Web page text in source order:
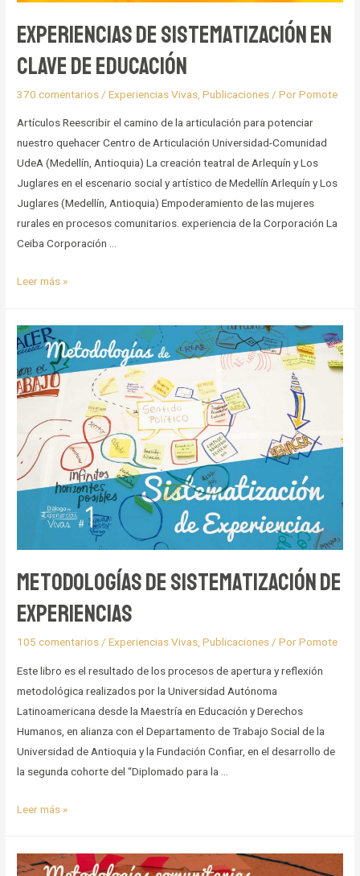
Experiencias de Sistematización en
Clave de Educación
370 comentarios /Experiencias Vivas ,Publicaciones / PorPomote
Artículos Reescribir el camino de la articulación para potenciar
nuestro quehacer Centro de Articulación Universidad-Comunidad
UdeA (Medellín, Antioquia) La creación teatral de Arlequín y Los
Juglares en el escenario social y artístico de Medellín Arlequín y Los
Juglares (Medellín, Antioquia) Empoderamiento de las mujeres
rurales en procesos comunitarios. experiencia de la Corporación La
Ceiba Corporación …
Experiencias
en
Clave
de
Educación
Leer más »
Metodologías de Sistematización de
Experiencias
105 comentarios /Experiencias Vivas ,Publicaciones / PorPomote
Este libro es el resultado de los procesos de apertura y reflexión
metodológica realizados por la Universidad Autónoma
Latinoamericana desde la Maestría en Educación y Derechos
Humanos, en alianza con el Departamento de Trabajo Social de la
Universidad de Antioquia y la Fundación Confiar, en el desarrollo de
la segunda cohorte del “Diplomado para la …
Metodologías
de
Leer más »